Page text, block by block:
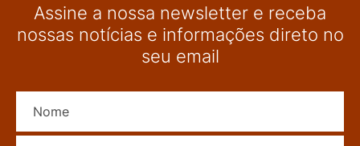
Assine a nossa newsletter e receba
nossas notícias e informações direto no
seu email